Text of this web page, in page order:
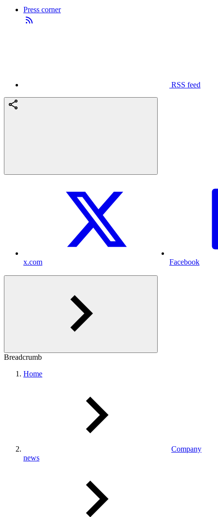
Press corner
RSS feed
x.com Facebook
Breadcrumb
Home
Company
news